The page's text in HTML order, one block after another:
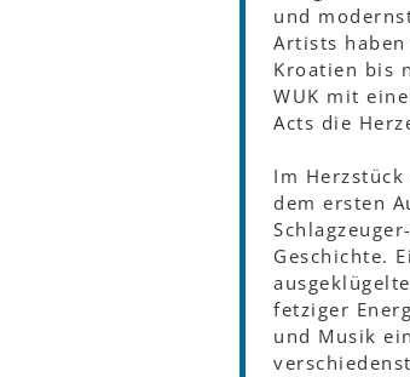
und
Artists
Kroatien bis
WUK mit
Acts die
Im
dem ersten
Geschichte.
fetziger
und Musik